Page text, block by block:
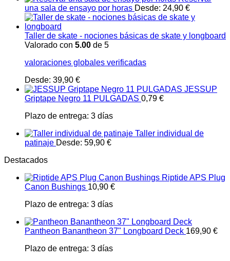
una sala de ensayo por horas Desde: 24,90 €
Taller de skate - nociones básicas de skate y longboard
Valorado con 5.00 de 5
valoraciones globales verificadas
Desde: 39,90 €
JESSUP
Griptape Negro 11 PULGADAS 0,79 €
Plazo de entrega: 3 días
Taller individual de
patinaje Desde: 59,90 €
Destacados
Riptide APS Plug
Canon Bushings 10,90 €
Plazo de entrega: 3 días
Pantheon Banantheon 37" Longboard Deck 169,90 €
Plazo de entrega: 3 días